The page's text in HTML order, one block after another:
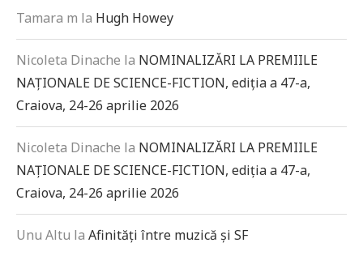
Tamara m la Hugh Howey
Nicoleta Dinache la NOMINALIZĂRI LA PREMIILE
NAȚIONALE DE SCIENCE-FICTION, ediția a 47-a,
Craiova, 24-26 aprilie 2026
Nicoleta Dinache la NOMINALIZĂRI LA PREMIILE
NAȚIONALE DE SCIENCE-FICTION, ediția a 47-a,
Craiova, 24-26 aprilie 2026
Unu Altu la Afinități între muzică și SF